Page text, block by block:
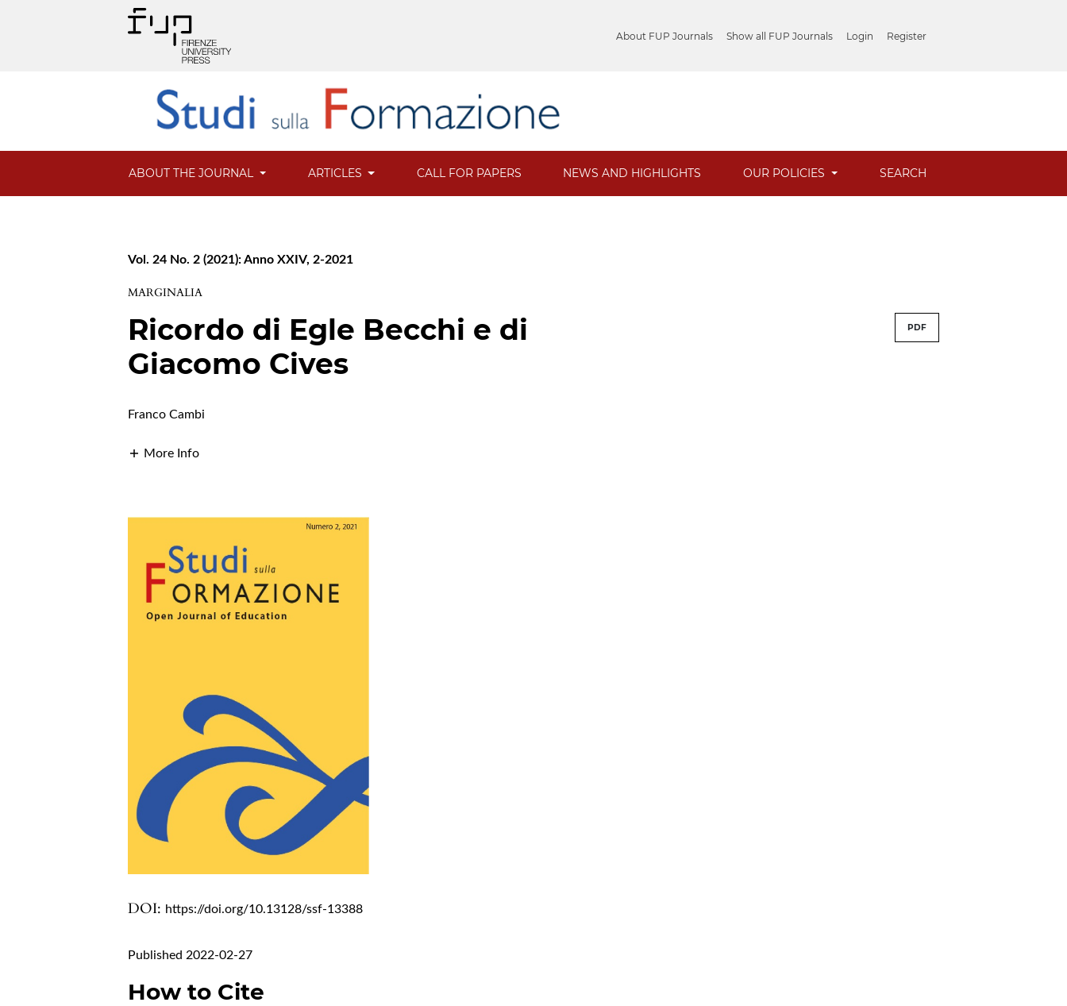
About FUP Journals Show all FUP Journals Login Register
ABOUT THE JOURNAL ARTICLES CALL FOR PAPERS NEWS AND HIGHLIGHTS OUR POLICIES SEARCH
Vol. 24 No. 2 (2021): Anno XXIV, 2-2021
MARGINALIA
Ricordo di Egle Becchi e di
Giacomo Cives
PDF
Franco Cambi
More Info
DOI: https://doi.org/10.13128/ssf-13388
Published 2022-02-27
How to Cite